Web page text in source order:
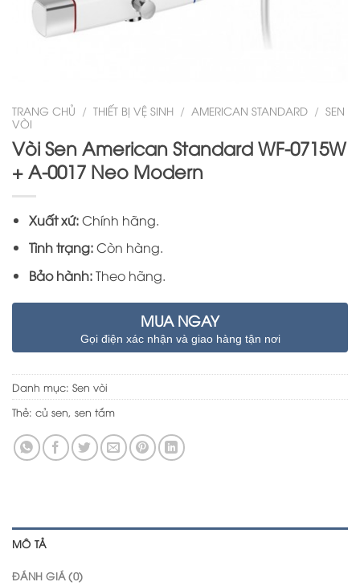
TRANG CHỦ / THIẾT BỊ VỆ SINH / AMERICAN STANDARD / SEN
VÒI
Vòi Sen American Standard WF-0715W
+ A-0017 Neo Modern
Xuất xứ:Chính hãng.
Tình trạng:Còn hàng.
Bảo hành:Theo hãng.
MUA NGAY
Gọi điện xác nhận và giao hàng tận nơi
Danh mục: Sen vòi
Thẻ: củ sen, sen tắm
MÔ TẢ
ĐÁNH GIÁ (0)